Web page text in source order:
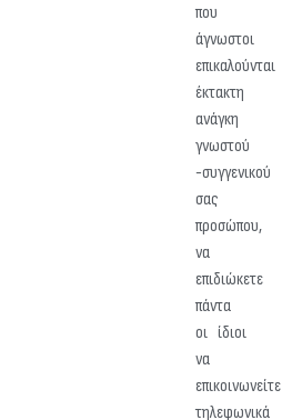
που
άγνωστοι
επικαλούνται
έκτακτη
ανάγκη
γνωστού
-συγγενικού
σας
προσώπου,
να
επιδιώκετε
πάντα
οι ίδιοι
να
επικοινωνείτε
τηλεφωνικά